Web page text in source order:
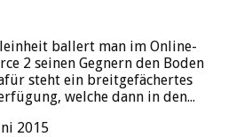
ballert man im Online-
2 seinen Gegnern den Boden
steht ein breitgefächertes
welche dann in den...
2015